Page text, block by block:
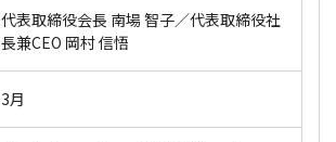
代表取締役会長 南場 智子／代表取締役社
長兼CEO 岡村 信悟
3月